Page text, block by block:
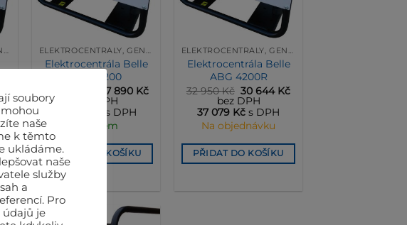
ELEKTROCENTRÁLY, GENERÁTORY
Aktuální
cena
je:
21 948 Kč.
ELEKTROCENTRÁLY, GENERÁTORY
Elektrocentrála Belle
ABG 4200
Původní
cena
byla:
29 990 Kč.
27 890 KčAktuální
27 890 Kč.
bez DPH
s DPH
Skladem
PŘIDAT DO KOŠÍKU
ELEKTROCENTRÁLY, GENERÁTORY
Elektrocentrála Belle
ABG 4200R
32 950Kč Původní
cena
byla:
32 950 Kč.
30 644 KčAktuální
bez DPH
37 079 Kč s DPH
Na objednávku
PŘIDAT DO KOŠÍKU
soubory
naše
k těmto
ukládáme.
naše
služby
a
Pro
údajů je